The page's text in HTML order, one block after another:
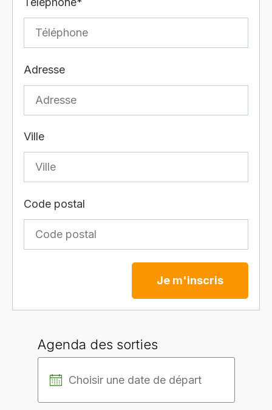
Adresse
Ville
Code postal
Je m'inscris
Agenda des sorties